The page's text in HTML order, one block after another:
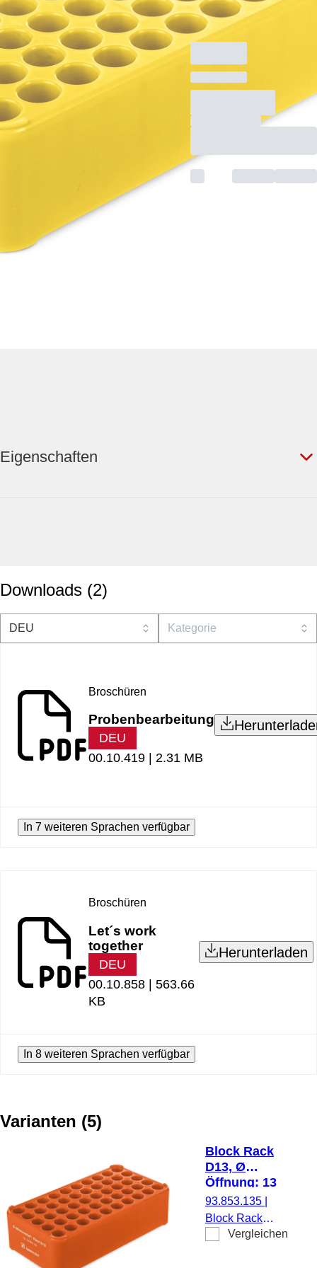
Rastermaß: 5 x 10,
gelb, Material: PP
Eigenschaften
Downloads (2)
Broschüren
Probenbearbeitung
DEU
00.10.419 | 2.31 MB
In 7 weiteren Sprachen verfügbar
Broschüren
Let´s work
together
DEU
00.10.858 | 563.66
KB
Herunterladen
In 8 weiteren Sprachen verfügbar
Varianten (5)
Block Rack
D13, Ø
Öffnung: 13
mm, 5 x 10,
orange
93.853.135
Block Rack
D13, für 50
Vergleichen